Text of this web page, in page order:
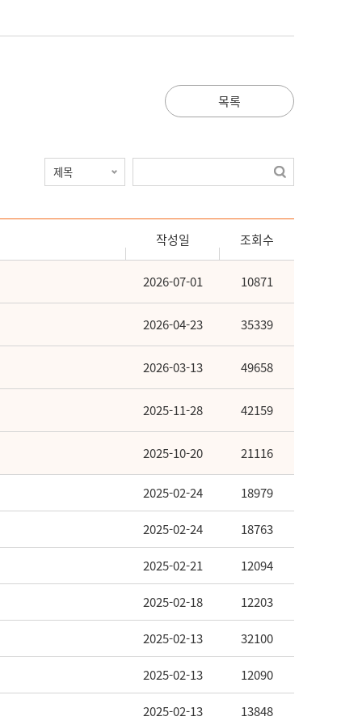
목록
작성일 조회수
2026-07-01 10871
2026-04-23 35339
2026-03-13 49658
2025-11-28 42159
2025-10-20 21116
2025-02-24 18979
2025-02-24 18763
2025-02-21 12094
2025-02-18 12203
2025-02-13 32100
2025-02-13 12090
2025-02-13 13848